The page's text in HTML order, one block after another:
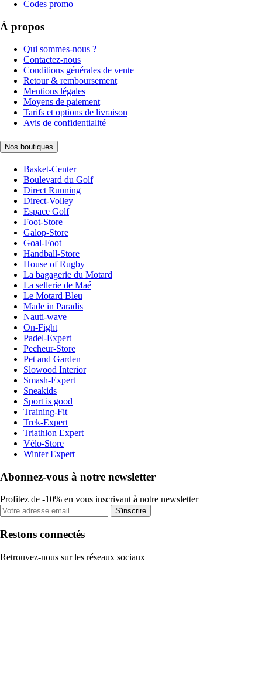
Codes promo
À propos
Qui sommes-nous ?
Contactez-nous
Conditions générales de vente
Retour & remboursement
Mentions légales
Moyens de paiement
Tarifs et options de livraison
Avis de confidentialité
Nos boutiques
Basket-Center
Boulevard du Golf
Direct Running
Direct-Volley
Espace Golf
Foot-Store
Galop-Store
Goal-Foot
Handball-Store
House of Rugby
La bagagerie du Motard
La sellerie de Maé
Le Motard Bleu
Made in Paradis
Nauti-wave
On-Fight
Padel-Expert
Pecheur-Store
Pet and Garden
Slowood Interior
Smash-Expert
Sneakids
Sport is good
Training-Fit
Trek-Expert
Triathlon Expert
Vélo-Store
Winter Expert
Abonnez-vous à notre newsletter
Profitez de -10% en vous inscrivant à notre newsletter
S'inscrire
Restons connectés
Retrouvez-nous sur les réseaux sociaux